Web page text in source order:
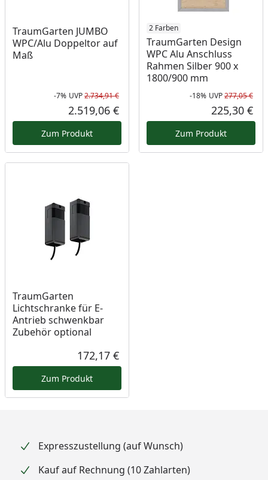
TraumGarten JUMBO
WPC/Alu Doppeltor auf
Maß
Rabatt in Prozent
-7%
Ursprünglicher Preis
UVP2.734,91 €
Aktueller Preis
2.519,06 €
Zum Produkt
2 Farben
TraumGarten Design
WPC Alu Anschluss
Rahmen Silber 900 x
1800/900 mm
-18% UVP277,05 €
225,30 €
Zum Produkt
TraumGarten
Lichtschranke für E-
Antrieb schwenkbar
Zubehör optional
Aktueller Preis
172,17 €
Zum Produkt
Expresszustellung (auf Wunsch)
Kauf auf Rechnung (10 Zahlarten)